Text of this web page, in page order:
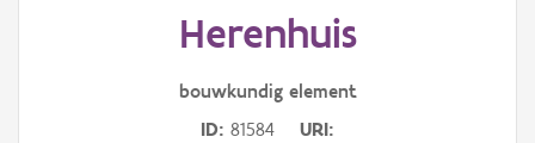
Herenhuis
bouwkundig element
ID 81584
URI